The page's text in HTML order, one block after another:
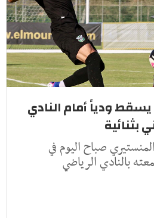
يسقط ودياً أمام النادي
بثنائية
صباح اليوم في
بالنادي الرياضي